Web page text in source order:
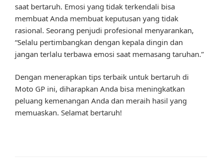
saat bertaruh. Emosi yang tidak terkendali bisa
membuat Anda membuat keputusan yang tidak
rasional. Seorang penjudi profesional menyarankan,
“Selalu pertimbangkan dengan kepala dingin dan
jangan terlalu terbawa emosi saat memasang taruhan.”
Dengan menerapkan tips terbaik untuk bertaruh di
Moto GP ini, diharapkan Anda bisa meningkatkan
peluang kemenangan Anda dan meraih hasil yang
memuaskan. Selamat bertaruh!